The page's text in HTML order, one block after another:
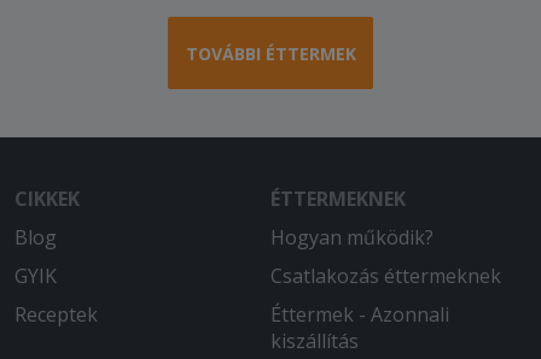
TOVÁBBI ÉTTERMEK
CIKKEK
Blog
GYIK
Receptek
ÉTTERMEKNEK
Hogyan működik?
Csatlakozás éttermeknek
Éttermek - Azonnali
kiszállítás